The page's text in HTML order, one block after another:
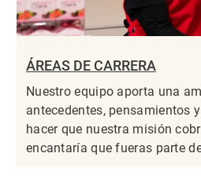
ÁREAS DE CARRERA
Nuestro equipo aporta una
antecedentes, pensamientos
hacer que nuestra misión
encantaría que fueras parte